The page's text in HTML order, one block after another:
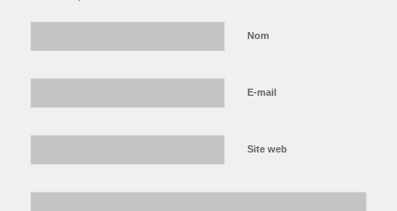
Nom
E-mail
Site web